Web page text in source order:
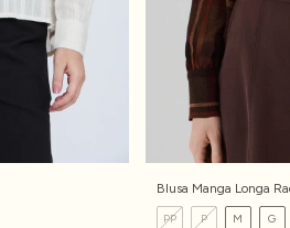
Blusa Manga Longa
PP P M G